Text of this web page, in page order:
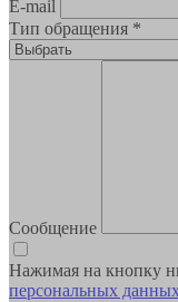
E-mail
Тип обращения *
Сообщение
Нажимая на кнопку
персональных данных